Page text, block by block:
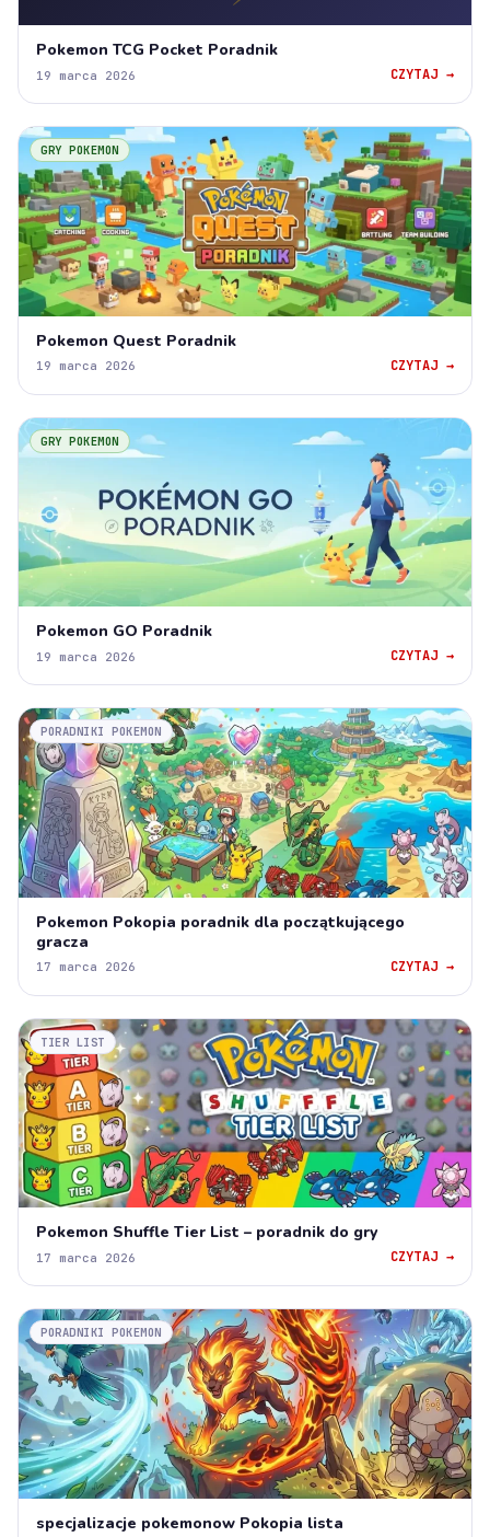
Pokemon TCG Pocket Poradnik
19 marca 2026 CZYTAJ →
GRY POKEMON
Pokemon Quest Poradnik
19 marca 2026 CZYTAJ →
GRY POKEMON
Pokemon GO Poradnik
19 marca 2026 CZYTAJ →
PORADNIKI POKEMON
Pokemon Pokopia poradnik dla początkującego
gracza
17 marca 2026 CZYTAJ →
TIER LIST
Pokemon Shuffle Tier List – poradnik do gry
17 marca 2026 CZYTAJ →
PORADNIKI POKEMON
specjalizacje pokemonow Pokopia lista